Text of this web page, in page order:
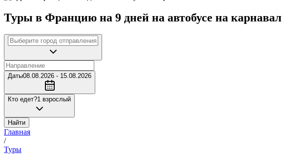
Туры в Францию на 9 дней на автобусе на карнавал
Даты08.08.2026 - 15.08.2026
Кто едет?1 взрослый
Найти
Главная
/
Туры